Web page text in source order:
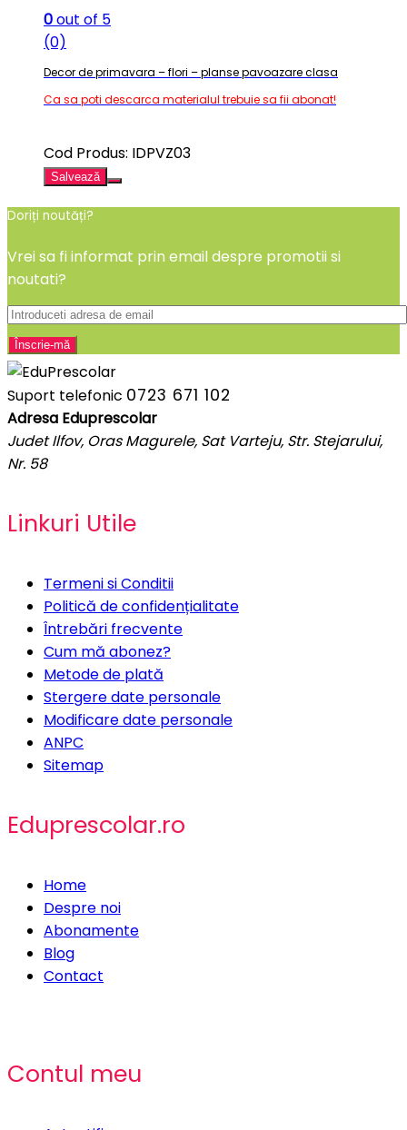
0out of 5
(0)
Decor de primavara – flori – planse pavoazare clasa
Ca sa poti descarca materialul trebuie sa fii abonat!
Cod Produs: IDPVZ03
Salvează
Doriți noutăți?
Vrei sa fi informat prin email despre promotii si
noutati?
Suport telefonic 0723 671 102
Adresa Eduprescolar
Judet Ilfov, Oras Magurele, Sat Varteju, Str. Stejarului,
Nr. 58
Linkuri Utile
Termeni si Conditii
Politică de confidențialitate
Întrebări frecvente
Cum mă abonez?
Metode de plată
Stergere date personale
Modificare date personale
ANPC
Sitemap
Eduprescolar.ro
Home
Despre noi
Abonamente
Blog
Contact
Contul meu